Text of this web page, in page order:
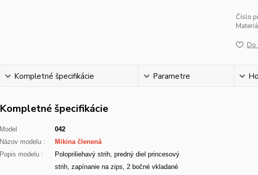
Číslo
Do
Kompletné špecifikácie Parametre
Kompletné špecifikácie
Model
042
Názov modelu :
Mikina členená
Popis modelu :
Polopriliehavý strih, predný diel princesový
strih, zapínanie na zips, 2 bočné vkladané